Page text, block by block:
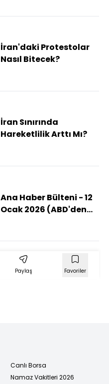
İran'daki Protestolar
Nasıl Bitecek?
İran Sınırında
Hareketlilik Arttı Mı?
Ana Haber Bülteni - 12
Ocak 2026 (ABD'den
Paylaş Favoriler
Canlı Borsa
Namaz Vakitleri 2026